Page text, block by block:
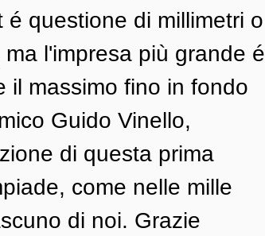
questione di millimetri o
l'impresa più grande é
il massimo fino in fondo
Guido Vinello,
di questa prima
come nelle mille
di noi. Grazie